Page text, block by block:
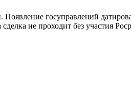
госуправлений
не проходит без участия